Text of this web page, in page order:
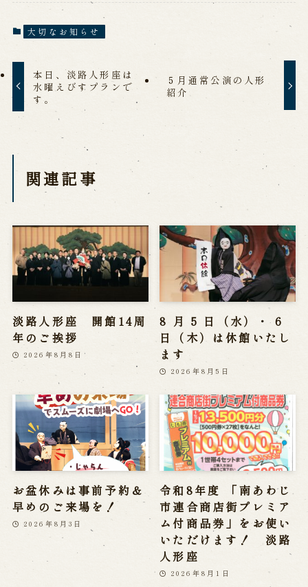
大切なお知らせ
本日、淡路人形座は
水曜えびすプランで
す。
５月通常公演の人形
紹介
関連記事
淡路人形座 開館14周
年のご挨拶
2026年8月8日
8 月 5 日（水）・ 6
日（木）は休館いたし
ます
2026年8月5日
お盆休みは事前予約＆
早めのご来場を！
2026年8月3日
令和8年度 「南あわじ
市連合商店街プレミア
ム付商品券」をお使い
いただけます！ 淡路
人形座
2026年8月1日